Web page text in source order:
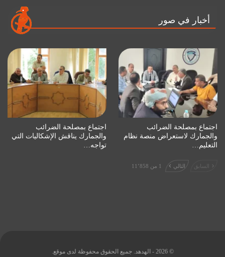
أخبار في صور
اجتماع بمصلحة الضرائب
والجمارك لاستعراض منصة نظام
التعليم…
اجتماع بمصلحة الضرائب
والجمارك يناقش الإشكاليات التي
تواجه…
السابق التالي 1 من 11٬858
© 2026 - الهدهد. جميع الحقوق محفوظة لدى موقع.